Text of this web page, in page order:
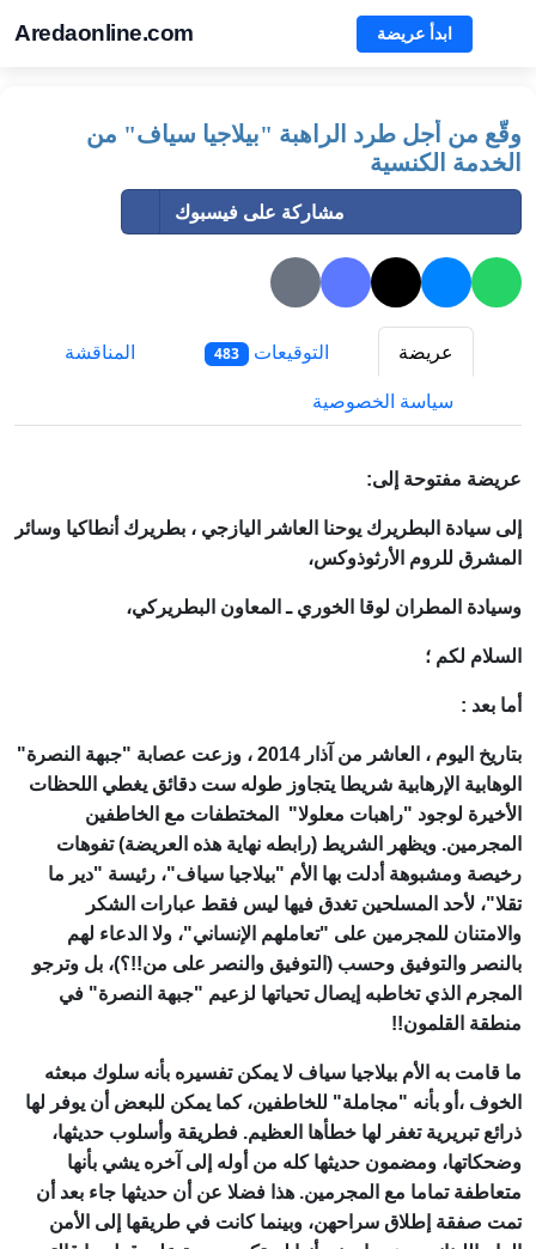
Aredaonline.com ابدأ عريضة
وقّع من أجل طرد الراهبة "بيلاجيا سياف" من
الخدمة الكنسية
مشاركة على فيسبوك
عريضة التوقيعات 483
المناقشة
سياسة الخصوصية
عريضة مفتوحة إلى:
إلى سيادة البطريرك يوحنا العاشر اليازجي ، بطريرك أنطاكيا وسائر
المشرق للروم الأرثوذوكس،
وسيادة المطران لوقا الخوري ـ المعاون البطريركي،
السلام لكم ؛
أما بعد :
بتاريخ اليوم ، العاشر من آذار 2014 ، وزعت عصابة "جبهة النصرة"
الوهابية الإرهابية شريطا يتجاوز طوله ست دقائق يغطي اللحظات
الأخيرة لوجود "راهبات معلولا" المختطفات مع الخاطفين
المجرمين. ويظهر الشريط (رابطه نهاية هذه العريضة) تفوهات
رخيصة ومشبوهة أدلت بها الأم "بيلاجيا سياف"، رئيسة "دير ما
تقلا"، لأحد المسلحين تغدق فيها ليس فقط عبارات الشكر
والامتنان للمجرمين على "تعاملهم الإنساني"، ولا الدعاء لهم
بالنصر والتوفيق وحسب (التوفيق والنصر على من!!؟)، بل وترجو
المجرم الذي تخاطبه إيصال تحياتها لزعيم "جبهة النصرة" في
منطقة القلمون!!
ما قامت به الأم بيلاجيا سياف لا يمكن تفسيره بأنه سلوك مبعثه
الخوف ،أو بأنه "مجاملة" للخاطفين، كما يمكن للبعض أن يوفر لها
ذرائع تبريرية تغفر لها خطأها العظيم. فطريقة وأسلوب حديثها،
وضحكاتها، ومضمون حديثها كله من أوله إلى آخره يشي بأنها
متعاطفة تماما مع المجرمين. هذا فضلا عن أن حديثها جاء بعد أن
تمت صفقة إطلاق سراحهن، وبينما كانت في طريقها إلى الأمن